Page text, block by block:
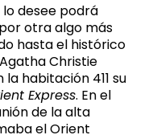
lo desee podrá
otra algo más
hasta el histórico
Christie
la habitación 411 su
Express. En el
de la alta
el Orient